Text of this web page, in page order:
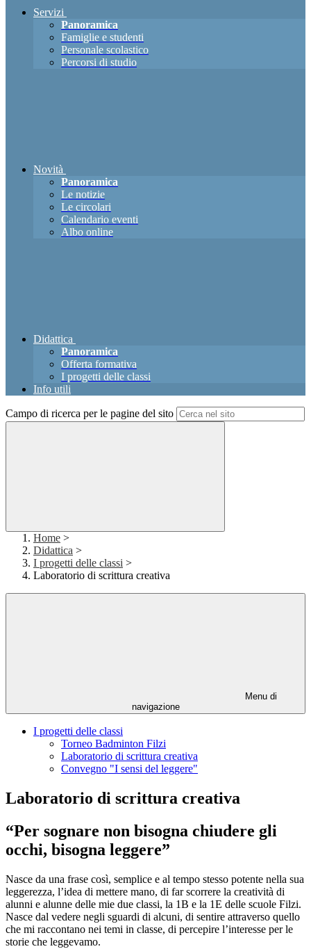
Servizi
Panoramica
Famiglie e studenti
Personale scolastico
Percorsi di studio
Novità
Panoramica
Le notizie
Le circolari
Calendario eventi
Albo online
Didattica
Panoramica
Offerta formativa
I progetti delle classi
Info utili
Campo di ricerca per le pagine del sito
Home >
Didattica >
I progetti delle classi >
Laboratorio di scrittura creativa
Menu di
navigazione
I progetti delle classi
Torneo Badminton Filzi
Laboratorio di scrittura creativa
Convegno "I sensi del leggere"
Laboratorio di scrittura creativa
“Per sognare non bisogna chiudere gli
occhi, bisogna leggere”
Nasce da una frase così, semplice e al tempo stesso potente nella sua
leggerezza, l’idea di mettere mano, di far scorrere la creatività di
alunni e alunne delle mie due classi, la 1B e la 1E delle scuole Filzi.
Nasce dal vedere negli sguardi di alcuni, di sentire attraverso quello
che mi raccontano nei temi in classe, di percepire l’interesse per le
storie che leggevamo.